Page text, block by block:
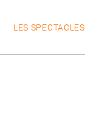
LES SPECTACLES